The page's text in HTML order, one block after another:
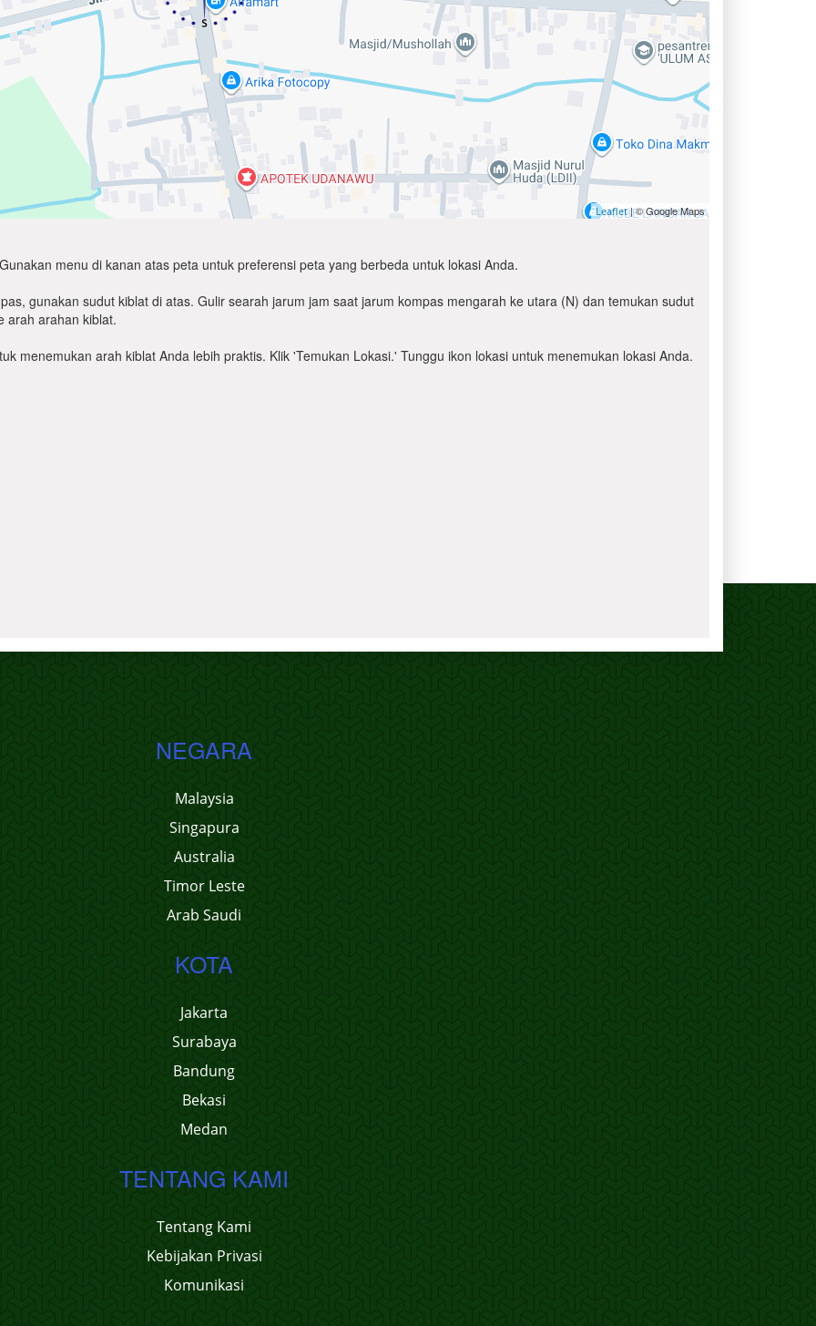
Leaflet| © Google Maps
menu di kanan atas peta untuk preferensi peta yang berbeda untuk lokasi Anda.
gunakan sudut kiblat di atas. Gulir searah jarum jam saat jarum kompas mengarah ke utara (N) dan temukan sudut
arah arahan kiblat.
menemukan arah kiblat Anda lebih praktis. Klik 'Temukan Lokasi.' Tunggu ikon lokasi untuk menemukan lokasi Anda.
NEGARA
Malaysia
Singapura
Australia
Timor Leste
Arab Saudi
KOTA
Jakarta
Surabaya
Bandung
Bekasi
Medan
TENTANG KAMI
Tentang Kami
Kebijakan Privasi
Komunikasi